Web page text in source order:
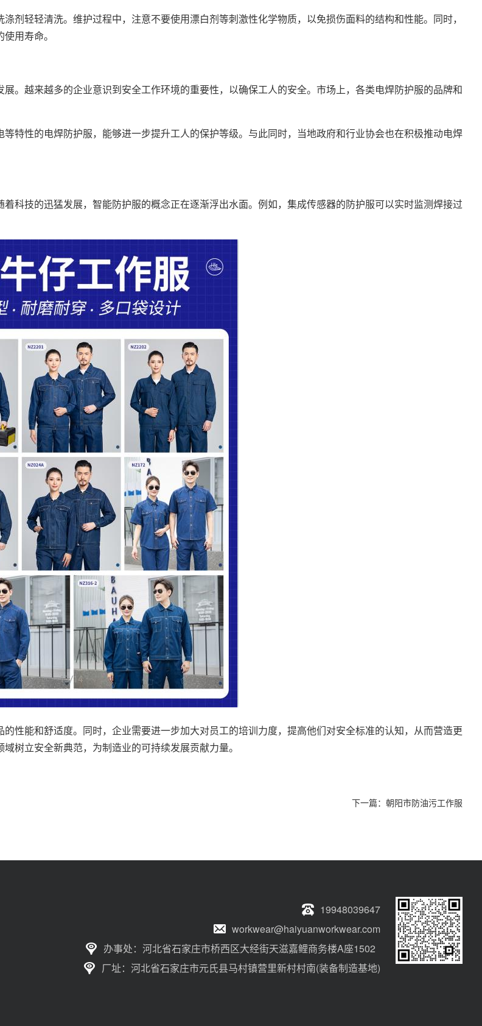
剂轻轻清洗。维护过程中，注意不要使用漂白剂等刺激性化学物质，以免损伤面料的结构和性能。同时，
用寿命。
。越来越多的企业意识到安全工作环境的重要性，以确保工人的安全。市场上，各类电焊防护服的品牌和
特性的电焊防护服，能够进一步提升工人的保护等级。与此同时，当地政府和行业协会也在积极推动电焊
科技的迅猛发展，智能防护服的概念正在逐渐浮出水面。例如，集成传感器的防护服可以实时监测焊接过
性能和舒适度。同时，企业需要进一步加大对员工的培训力度，提高他们对安全标准的认知，从而营造更
树立安全新典范，为制造业的可持续发展贡献力量。
下一篇： 朝阳市防油污工作服
19948039647
workwear@haiyuanworkwear.com
办事处：河北省石家庄市桥西区大经街天滋嘉鲤商务楼A座1502
厂址：河北省石家庄市元氏县马村镇营里新村村南(装备制造基地)